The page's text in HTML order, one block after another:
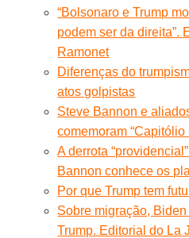
“Bolsonaro e Trump
podem ser da direita”.
Ramonet
Diferenças do
atos golpistas
Steve Bannon e
comemoram “Capitólio
A derrota
Bannon conhece os
Por que Trump tem
Sobre migração,
Trump. Editorial do La